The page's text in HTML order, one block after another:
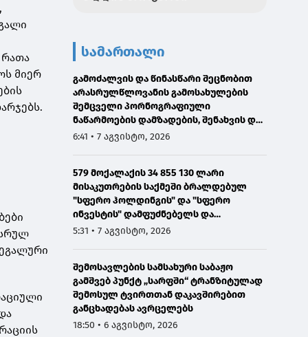
რათა
მიერ
სამართალი
გამოძალვის და წინასწარი შეცნობით
არასრულწლოვანის გამოსახულების
შემცველი პორნოგრაფიული
ნაწარმოების დამზადების, შენახვის და
გავრცელების ფაქტებზე ერთ პირს
6:41 • 7 აგვისტო, 2026
579 მოქალაქის 34 855 130 ლარი
მისაკუთრების საქმეში ბრალდებულ
"სფერო ჰოლდინგის" და "სფერო
ინვესტის" დამფუძნებელს და
თანამშრომელს 12 და 8 წლით
5:31 • 7 აგვისტო, 2026
შემოსავლების სამსახური საბაჟო
გამშვებ პუნქტ „სარფში“ ტრანზიტულად
შემოსულ ტვირთთან დაკავშირებით
განცხადებას ავრცელებს
18:50 • 6 აგვისტო, 2026